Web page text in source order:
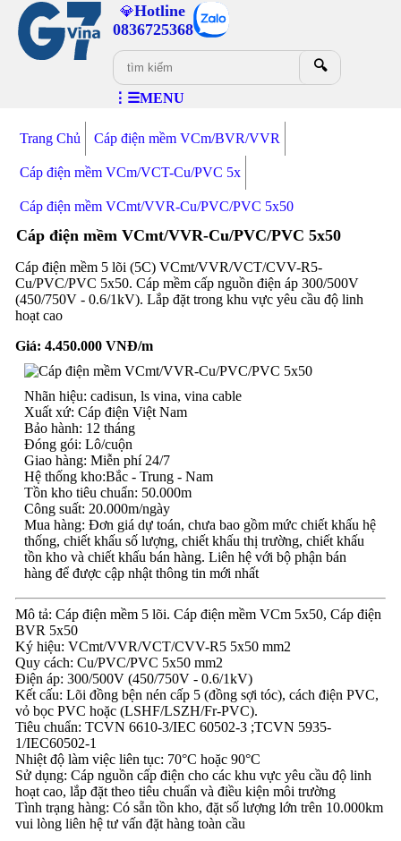
💎Hotline
0836725368
🔍
⋮☰MENU
Trang Chủ Cáp điện mềm VCm/BVR/VVR
Cáp điện mềm VCm/VCT-Cu/PVC 5x
Cáp điện mềm VCmt/VVR-Cu/PVC/PVC 5x50
Cáp điện mềm VCmt/VVR-Cu/PVC/PVC 5x50
Cáp điện mềm 5 lõi (5C) VCmt/VVR/VCT/CVV-R5-
Cu/PVC/PVC 5x50. Cáp mềm cấp nguồn điện áp 300/500V
(450/750V - 0.6/1kV). Lắp đặt trong khu vực yêu cầu độ linh
hoạt cao
Giá: 4.450.000VNĐ/m
Nhãn hiệu: cadisun, ls vina, vina cable
Xuất xứ: Cáp điện Việt Nam
Bảo hành: 12 tháng
Đóng gói: Lô/cuộn
Giao hàng: Miễn phí 24/7
Hệ thống kho:Bắc - Trung - Nam
Tồn kho tiêu chuẩn: 50.000m
Công suất: 20.000m/ngày
Mua hàng: Đơn giá dự toán, chưa bao gồm mức chiết khấu hệ
thống, chiết khấu số lượng, chiết khấu thị trường, chiết khấu
tồn kho và chiết khấu bán hàng. Liên hệ với bộ phận bán
hàng để được cập nhật thông tin mới nhất
Mô tả: Cáp điện mềm 5 lõi. Cáp điện mềm VCm 5x50, Cáp điện
BVR 5x50
Ký hiệu: VCmt/VVR/VCT/CVV-R5 5x50 mm2
Quy cách: Cu/PVC/PVC 5x50 mm2
Điện áp: 300/500V (450/750V - 0.6/1kV)
Kết cấu: Lõi đồng bện nén cấp 5 (đồng sợi tóc), cách điện PVC,
vỏ bọc PVC hoặc (LSHF/LSZH/Fr-PVC).
Tiêu chuẩn: TCVN 6610-3/IEC 60502-3 ;TCVN 5935-
1/IEC60502-1
Nhiệt độ làm việc liên tục: 70°C hoặc 90°C
Sử dụng: Cáp nguồn cấp điện cho các khu vực yêu cầu độ linh
hoạt cao, lắp đặt theo tiêu chuẩn và điều kiện môi trường
Tình trạng hàng: Có sẵn tồn kho, đặt số lượng lớn trên 10.000km
vui lòng liên hệ tư vấn đặt hàng toàn cầu